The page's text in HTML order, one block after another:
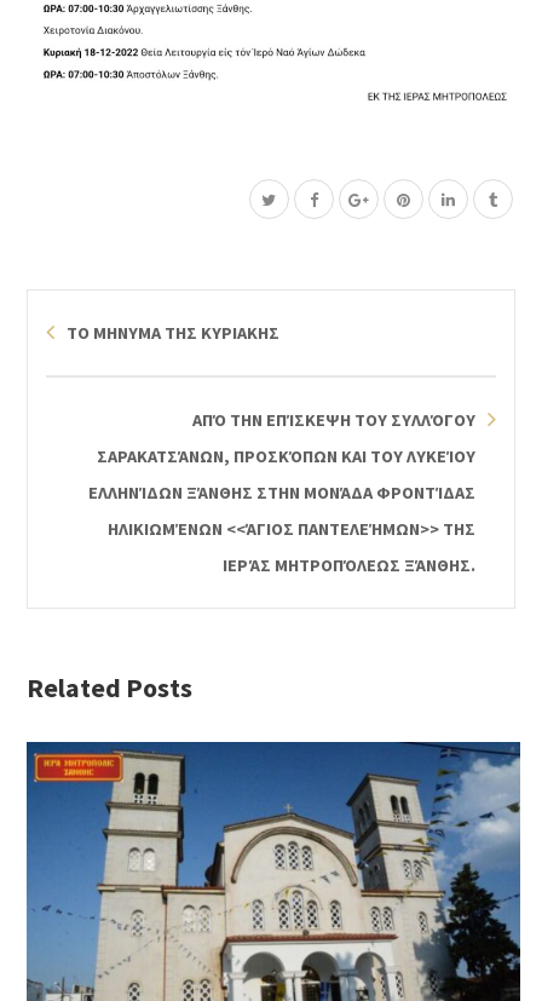
ΤΟ ΜΗΝΥΜΑ ΤΗΣ ΚΥΡΙΑΚΗΣ
ΑΠΌ ΤΗΝ ΕΠΊΣΚΕΨΗ ΤΟΥ ΣΥΛΛΌΓΟΥ
ΣΑΡΑΚΑΤΣΆΝΩΝ, ΠΡΟΣΚΌΠΩΝ ΚΑΙ ΤΟΥ ΛΥΚΕΊΟΥ
ΕΛΛΗΝΊΔΩΝ ΞΆΝΘΗΣ ΣΤΗΝ ΜΟΝΆΔΑ ΦΡΟΝΤΊΔΑΣ
ΗΛΙΚΙΩΜΈΝΩΝ <<ΆΓΙΟΣ ΠΑΝΤΕΛΕΉΜΩΝ>> ΤΗΣ
ΙΕΡΆΣ ΜΗΤΡΟΠΌΛΕΩΣ ΞΆΝΘΗΣ.
Related Posts